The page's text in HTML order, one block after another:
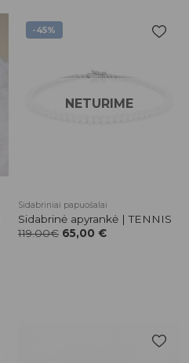
-45%
NETURIME
Sidabriniai papuošalai
Sidabrinė apyrankė | TENNIS
119.00€ 65,00 €